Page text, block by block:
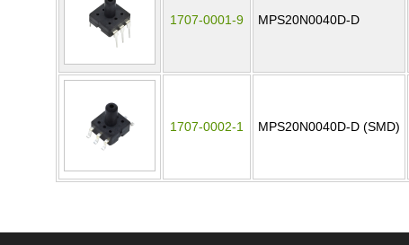
1707-0001-9 MPS20N0040D-D
1707-0002-1 MPS20N0040D-D (SMD)